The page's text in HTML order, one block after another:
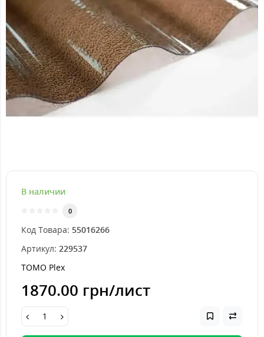
В наличии
0
Код Товара: 55016266
Артикул: 229537
TOMO Plex
1870.00 грн/лист